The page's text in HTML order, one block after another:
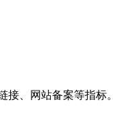
接、网站备案等指标。